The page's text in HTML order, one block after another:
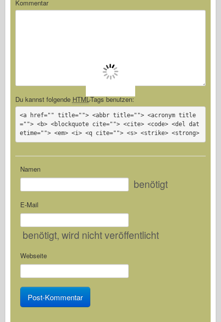
Kommentar
Du kannst folgende HTML-Tags benutzen:
<a href="" title=""> <abbr title=""> <acronym title
=""> <b> <blockquote cite=""> <cite> <code> <del dat
etime=""> <em> <i> <q cite=""> <s> <strike> <strong>
Namen
benötigt
E-Mail
benötigt, wird nicht veröffentlicht
Webseite